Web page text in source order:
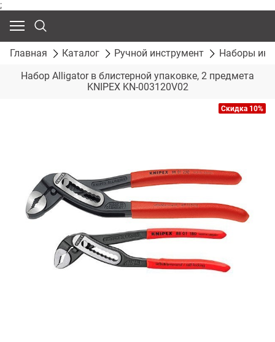
;
Главная Каталог Ручной инструмент
Наборы
Набор Alligator в блистерной упаковке, 2 предмета
KNIPEX KN-003120V02
Скидка 10%